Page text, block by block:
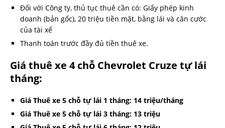
Đối với Công ty, thủ tục thuê cần có: Giấy phép kinh
doanh (bản gốc), 20 triệu tiền mặt, bằng lái và căn cước
của tài xế
Thanh toán trước đầy đủ tiền thuê xe.
Giá thuê xe 4 chỗ Chevrolet Cruze tự lái
tháng:
Giá Thuê xe 5 chỗ tự lái 1 tháng: 14 triệu/tháng
Giá Thuê xe 5 chỗ tự lái 3 tháng: 13 triệu